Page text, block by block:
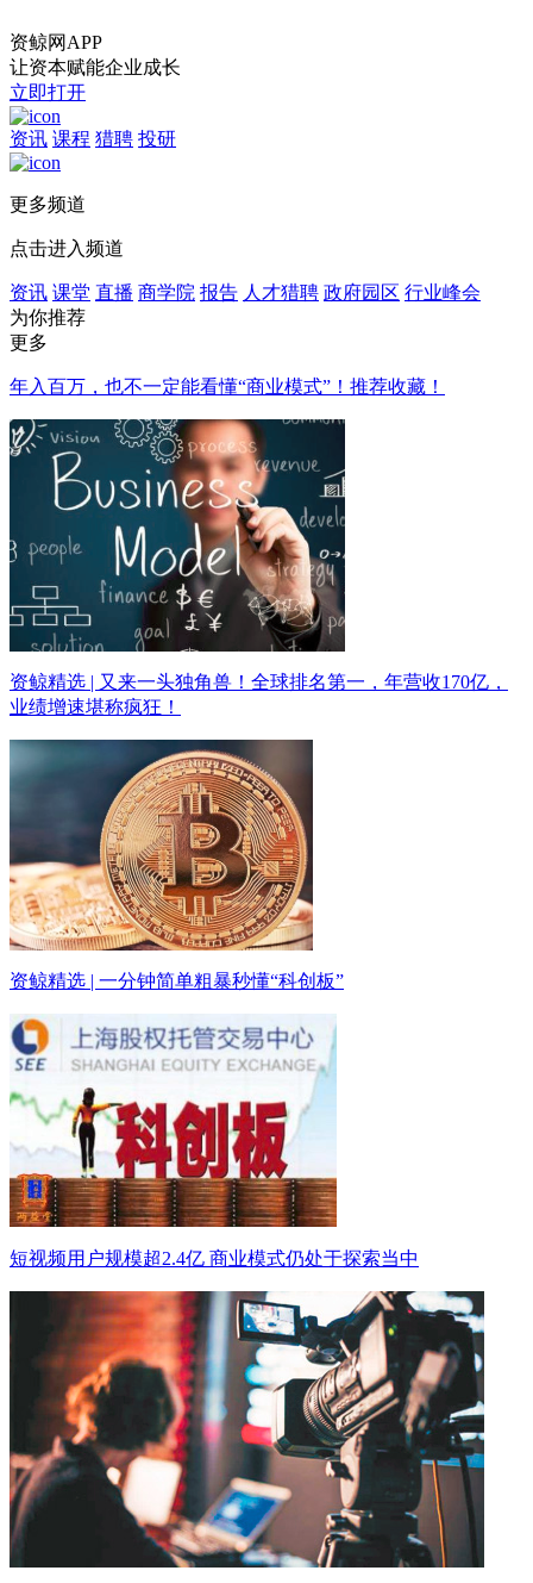
资鲸网APP
让资本赋能企业成长
立即打开
资讯 课程 猎聘 投研
更多频道
点击进入频道
资讯 课堂 直播 商学院 报告 人才猎聘 政府园区 行业峰会
为你推荐
更多
年入百万，也不一定能看懂“商业模式”！推荐收藏！
资鲸精选 | 又来一头独角兽！全球排名第一，年营收170亿，
业绩增速堪称疯狂！
资鲸精选 | 一分钟简单粗暴秒懂“科创板”
短视频用户规模超2.4亿 商业模式仍处于探索当中